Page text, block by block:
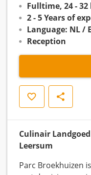
Fulltime, 24 -
2 - 5 Years of
Language: NL /
Reception
Save Share
Culinair
Leersum
Parc Broekhuizen